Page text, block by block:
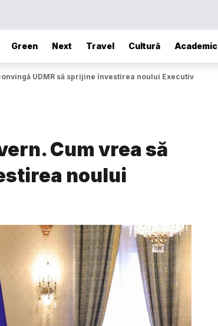
Green Next Travel Cultură Academic
UDMR să sprijine învestirea noului Executiv
Cum vrea să
noului